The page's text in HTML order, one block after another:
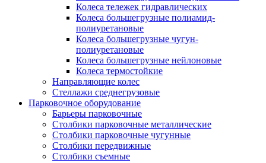
Колеса тележек гидравлических
Колеса большегрузные полиамид-
полиуретановые
Колеса большегрузные чугун-
полиуретановые
Колеса большегрузные нейлоновые
Колеса термостойкие
Направляющие колес
Стеллажи среднегрузовые
Парковочное оборудование
Барьеры парковочные
Столбики парковочные металлические
Столбики парковочные чугунные
Столбики передвижные
Столбики съемные